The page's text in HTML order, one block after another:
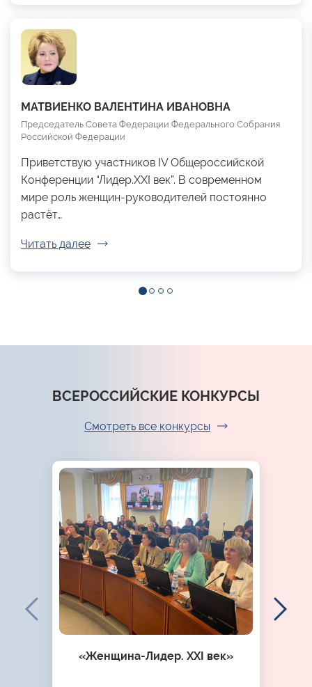
МАТВИЕНКО ВАЛЕНТИНА ИВАНОВНА
Председатель Совета Федерации Федерального Собрания
Российской Федерации
Приветствую участников IV Общероссийской
Конференции “Лидер.XXI век”. В современном
мире роль женщин-руководителей постоянно
растёт…
Читать далее
ВСЕРОССИЙСКИЕ КОНКУРСЫ
Смотреть все конкурсы
«Женщина-Лидер. XXI век»